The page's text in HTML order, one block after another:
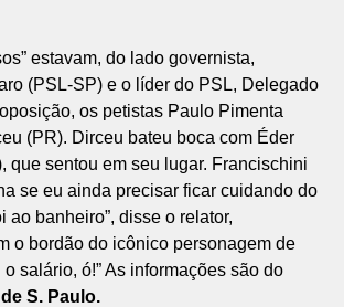
estavam, do lado governista,
(PSL-SP) e o líder do PSL, Delegado
os petistas Paulo Pimenta
(PR). Dirceu bateu boca com Éder
que sentou em seu lugar. Francischini
se eu ainda precisar ficar cuidando do
ao banheiro”, disse o relator,
o bordão do icônico personagem de
o salário, ó!” As informações são do
S. Paulo.